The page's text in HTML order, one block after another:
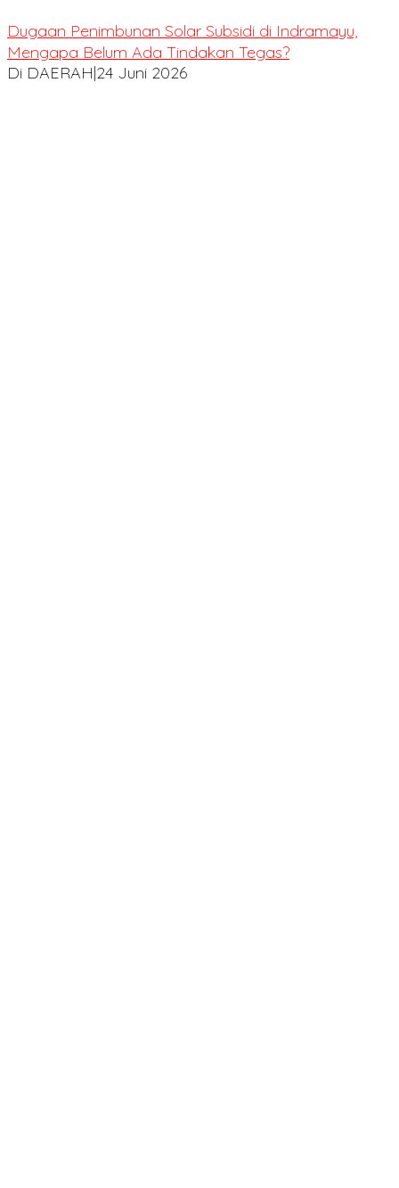
Dugaan Penimbunan Solar Subsidi di Indramayu,
Mengapa Belum Ada Tindakan Tegas?
Di DAERAH|24 Juni 2026